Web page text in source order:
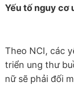
Yếu tố nguy cơ
Theo NCI, các
triển ung thư
nữ sẽ phải đối